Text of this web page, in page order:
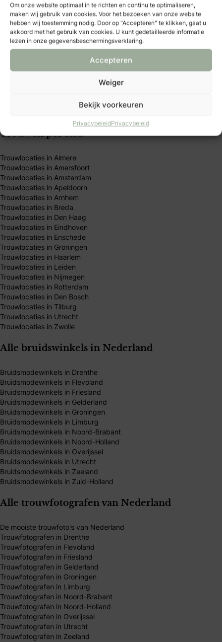
Om onze website optimaal in te richten en continu te optimaliseren,
maken wij gebruik van cookies. Voor het bezoeken van onze website
hebben wij toestemming nodig. Door op "Accepteren" te klikken, gaat u
akkoord met het gebruik van cookies. U kunt gedetailleerde informatie
lezen in onze gegevensbeschermingsverklaring.
Accepteren
Weiger
Bekijk voorkeuren
PrivacybeleidPrivacybeleid
Bruidmedia
Trouwexperts – business login
Contact
Vacatures & stages
Trouwen per stad
Trouwlocaties in Almere
Trouwlocaties in Amersfoort
Trouwlocaties in Amsterdam
Trouwlocaties in Apeldoorn
Trouwlocaties in Arnhem
Trouwlocaties in Breda
Trouwlocaties in Den Haag
Trouwlocaties in Eindhoven
Trouwlocaties in Enschede
Trouwlocaties in Groningen
Trouwlocaties in Haarlem
Trouwlocaties in Leiden
Trouwlocaties in Nijmegen
Trouwlocaties in Rotterdam
Trouwlocaties in Den Bosch
Trouwlocaties in Tilburg
Trouwlocaties in Utrecht
Trouwlocaties in Zwolle
Alle bruidswinkels in Nederland
Bruidsmodewinkels in Drenthe
Bruidsmodewinkels in Flevoland
Bruidsmodewinkels in Friesland
Bruidsmodewinkels in Gelderland
Bruidsmodewinkels in Groningen
Bruidsmodewinkels in Limburg
Bruidsmodewinkels in Noord-Brabant
Bruidsmodewinkels in Noord-Holland
Bruidsmodewinkels in Overijssel
Bruidsmodewinkels in Utrecht
Bruidsmodewinkels in Zeeland
Bruidsmodewinkels in Zuid-Holland
Alle trouwfotografen van Nederland
De mooiste trouwfoto's van Nederland
Trouwfotografen in Drenthe
Trouwfotografen in Flevoland
Trouwfotografen in Friesland
Trouwfotografen in Gelderland
Trouwfotografen in Groningen
Trouwfotografen in Limburg
Trouwfotografen in Noord-Brabant
Trouwfotografen in Noord-Holland
Trouwfotografen in Overijssel
Trouwfotografen in Utrecht
Trouwfotografen in Zeeland